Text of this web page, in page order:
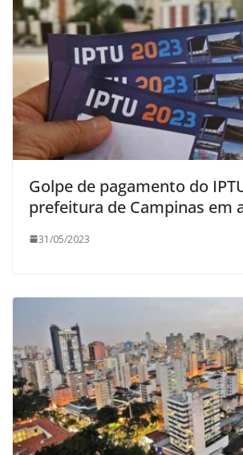
Golpe de pagamento do
prefeitura de Campinas em
31/05/2023